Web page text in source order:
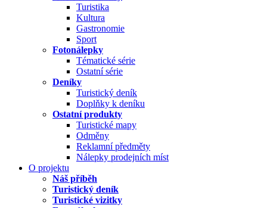
Turistika
Kultura
Gastronomie
Sport
Fotonálepky
Tématické série
Ostatní série
Deníky
Turistický deník
Doplňky k deníku
Ostatní produkty
Turistické mapy
Odměny
Reklamní předměty
Nálepky prodejních míst
O projektu
Náš příběh
Turistický deník
Turistické vizitky